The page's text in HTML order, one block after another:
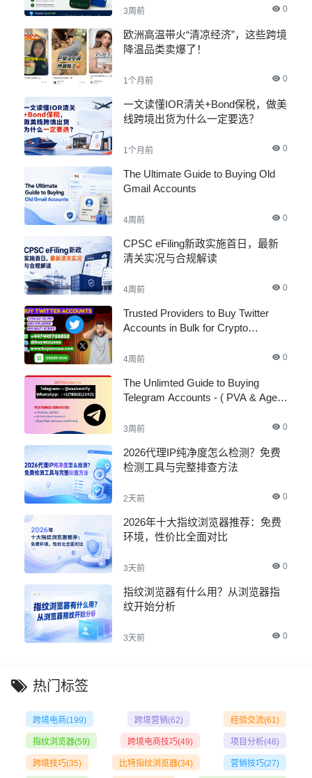
3周前 0
欧洲高温带火“清凉经济”，这些跨境
降温品类卖爆了！
1个月前 0
一文读懂IOR清关+Bond保税，做美
线跨境出货为什么一定要选？
1个月前 0
The Ultimate Guide to Buying Old
Gmail Accounts
4周前 0
CPSC eFiling新政实施首日，最新
清关实况与合规解读
4周前 0
Trusted Providers to Buy Twitter
Accounts in Bulk for Crypto
4周前 0
The Unlimted Guide to Buying
Telegram Accounts - ( PVA & Aged
3周前 0
2026代理IP纯净度怎么检测？免费
检测工具与完整排查方法
2天前 0
2026年十大指纹浏览器推荐：免费
环境，性价比全面对比
3天前 0
指纹浏览器有什么用？从浏览器指
纹开始分析
3天前 0
热门标签
跨境电商(199) 跨境营销(62) 经验交流(61)
指纹浏览器(59) 跨境电商技巧(49) 项目分析(48)
跨境技巧(35) 比特指纹浏览器(34) 营销技巧(27)